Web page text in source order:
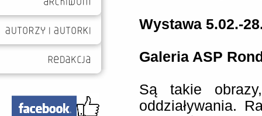
Wystawa 5.02.-
Galeria ASP
Są takie
oddziaływania.